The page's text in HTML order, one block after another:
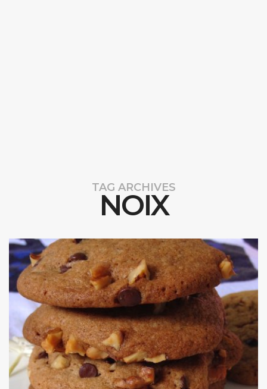
TAG ARCHIVES
NOIX